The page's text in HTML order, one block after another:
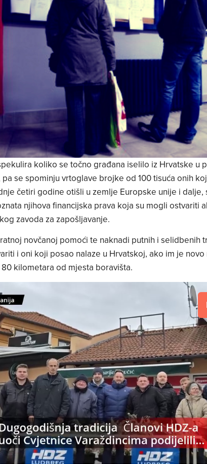
koliko se točno građana iselilo iz Hrvatske u
se spominju vrtoglave brojke od 100 tisuća onih
četiri godine otišli u zemlje Europske unije i dalje,
njihova financijska prava koja su mogli ostvariti
zavoda za zapošljavanje.
novčanoj pomoći te naknadi putnih i selidbenih
i oni koji posao nalaze u Hrvatskoj, ako im je
kilometara od mjesta boravišta.